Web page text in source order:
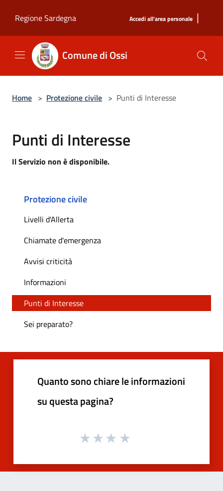
Regione Sardegna
Accedi all'area personale |
Comune di Ossi
Home > Protezione civile > Punti di Interesse
Punti di Interesse
Il Servizio non è disponibile.
Protezione civile
Livelli d'Allerta
Chiamate d'emergenza
Avvisi criticità
Informazioni
Punti di Interesse
Sei preparato?
Quanto sono chiare le informazioni
su questa pagina?